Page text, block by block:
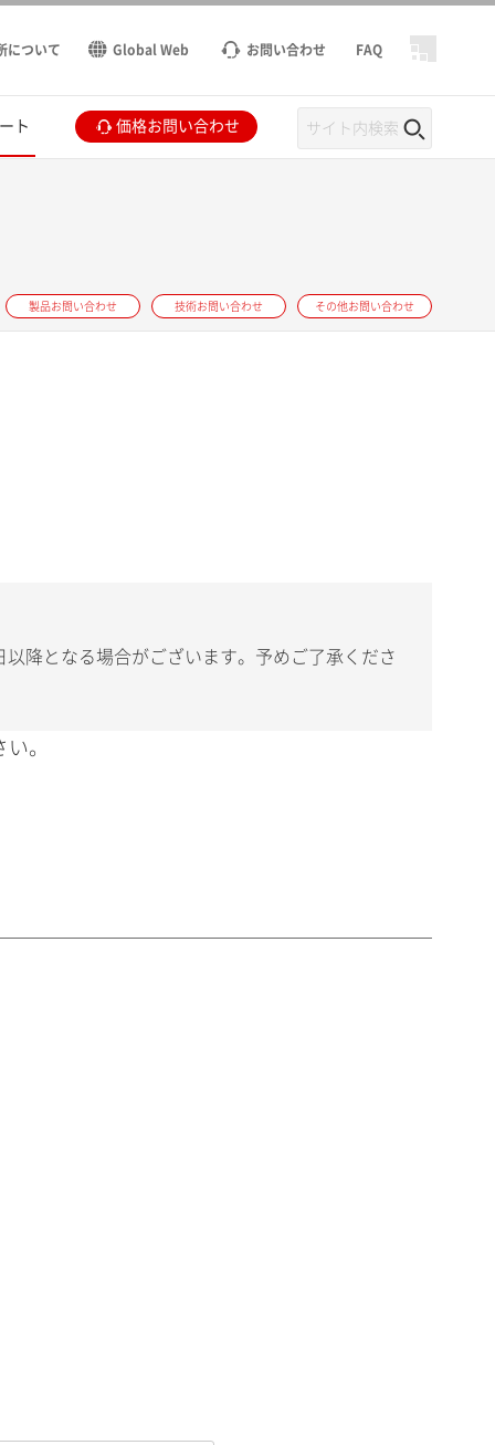
について Global Web お問い合わせ FAQ
ト 価格お問い合わせ
製品お問い合わせ 技術お問い合わせ その他お問い合わせ
降となる場合がございます。予めご了承くださ
。